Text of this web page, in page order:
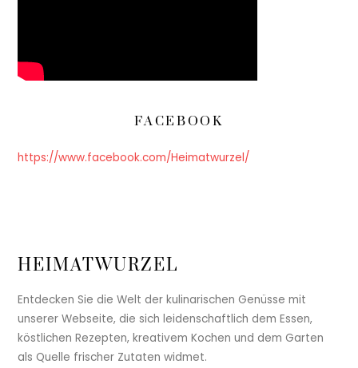
FACEBOOK
https://www.facebook.com/Heimatwurzel/
HEIMATWURZEL
Entdecken Sie die Welt der kulinarischen Genüsse mit
unserer Webseite, die sich leidenschaftlich dem Essen,
köstlichen Rezepten, kreativem Kochen und dem Garten
als Quelle frischer Zutaten widmet.